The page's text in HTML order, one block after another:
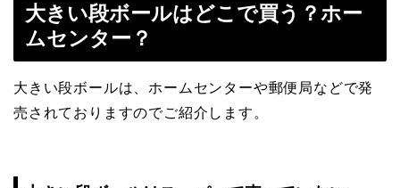
大きい段ボールはどこで買う？ホー
ムセンター？
大きい段ボールは、ホームセンターや郵便局などで発
売されておりますのでご紹介します。